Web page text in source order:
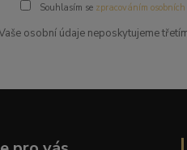
Souhlasím se zpracováním
osobní údaje neposkytujeme